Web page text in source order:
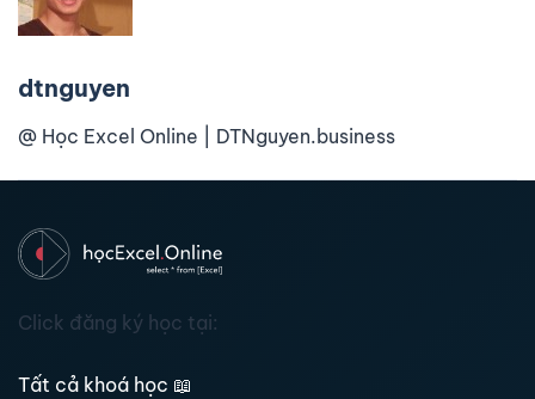
dtnguyen
@ Học Excel Online | DTNguyen.business
Click đăng ký học tại:
Tất cả khoá học 📖